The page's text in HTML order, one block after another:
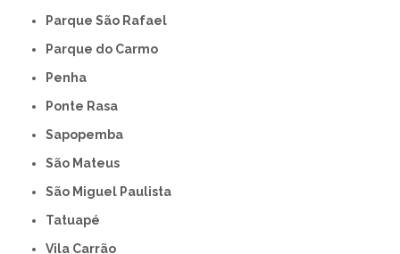
Parque São Rafael
Parque do Carmo
Penha
Ponte Rasa
Sapopemba
São Mateus
São Miguel Paulista
Tatuapé
Vila Carrão